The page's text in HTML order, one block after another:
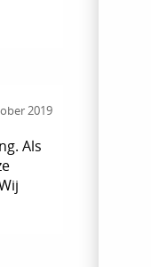
2019
Als